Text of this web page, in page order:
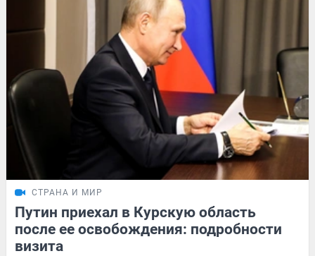
СТРАНА И МИР
Путин приехал в Курскую область
после ее освобождения: подробности
визита